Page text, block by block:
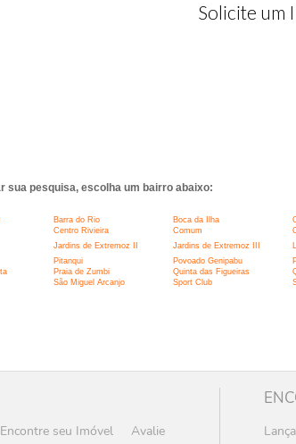
Solicite um
sua pesquisa, escolha um bairro abaixo:
Barra do Rio Boca da Ilha
Centro Rivieira Comum
Jardins de Extremoz II Jardins de Extremoz III
Pitanqui Povoado Genipabu
Praia de Zumbi Quinta das Figueiras
São Miguel Arcanjo Sport Club
Encontre seu Imóvel
Avalie